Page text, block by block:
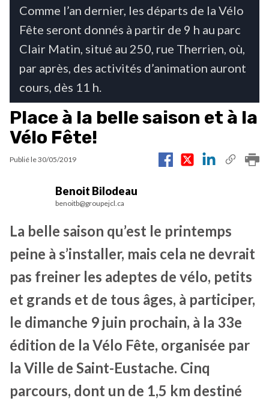
Comme l’an dernier, les départs de la Vélo
Fête seront donnés à partir de 9 h au parc
Clair Matin, situé au 250, rue Therrien, où,
par après, des activités d’animation auront
cours, dès 11 h.
Place à la belle saison et à la
Vélo Fête!
Publié le30/05/2019
Benoit Bilodeau
benoitb@groupejcl.ca
La belle saison qu’est le printemps
peine à s’installer, mais cela ne devrait
pas freiner les adeptes de vélo, petits
et grands et de tous âges, à participer,
le dimanche 9 juin prochain, à la 33e
édition de la Vélo Fête, organisée par
la Ville de Saint-Eustache. Cinq
parcours, dont un de 1,5 km destiné